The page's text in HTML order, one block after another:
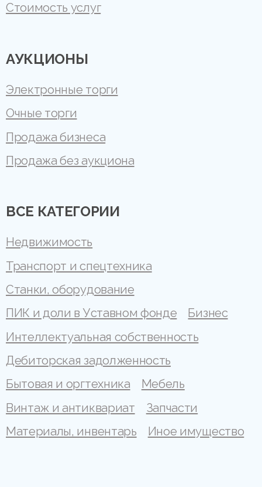
Стоимость услуг
АУКЦИОНЫ
Электронные торги
Очные торги
Продажа бизнеса
Продажа без аукциона
ВСЕ КАТЕГОРИИ
Недвижимость
Транспорт и спецтехника
Станки, оборудование
ПИК и доли в Уставном фонде
Бизнес
Интеллектуальная собственность
Дебиторская задолженность
Бытовая и оргтехника
Мебель
Винтаж и антиквариат
Запчасти
Материалы, инвентарь
Иное имущество